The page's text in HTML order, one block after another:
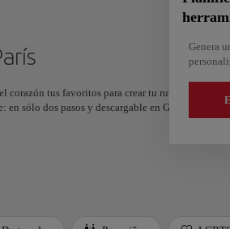
corazón tus favoritos para crear tu ruta y
sólo dos pasos y descargable en Google Maps.
Genera